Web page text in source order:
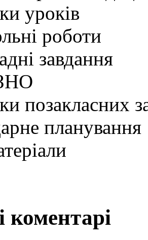
уроків
роботи
завдання
позакласних
планування
коментарі